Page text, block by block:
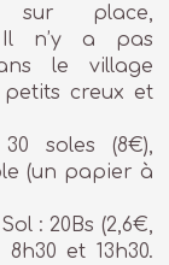
sur place,
Il n’y a pas
le village
creux et
soles (8€),
(un papier à
: 20Bs (2,6€,
et 13h30.